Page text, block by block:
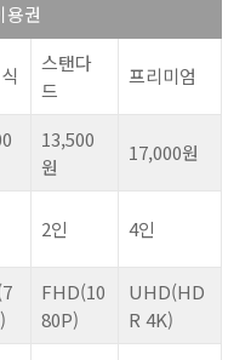
용권
스탠다
드
프리미엄
13,500
원
17,000원
2인 4인
FHD(10
80P)
UHD(HD
R 4K)